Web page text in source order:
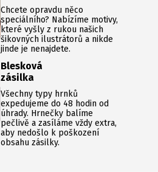
Chcete opravdu něco
speciálního? Nabízíme motivy,
které vyšly z rukou našich
šikovných ilustrátorů a nikde
jinde je nenajdete.
Blesková
zásilka
Všechny typy hrnků
expedujeme do 48 hodin od
úhrady. Hrnečky balíme
pečlivě a zasíláme vždy extra,
aby nedošlo k poškození
obsahu zásilky.